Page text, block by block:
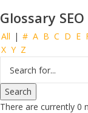
Glossary
All | # A B C D E
X Y Z
There are currently 0